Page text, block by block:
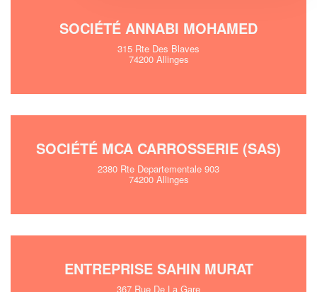
SOCIÉTÉ ANNABI MOHAMED
315 Rte Des Blaves
74200 Allinges
SOCIÉTÉ MCA CARROSSERIE (SAS)
2380 Rte Departementale 903
74200 Allinges
ENTREPRISE SAHIN MURAT
367 Rue De La Gare